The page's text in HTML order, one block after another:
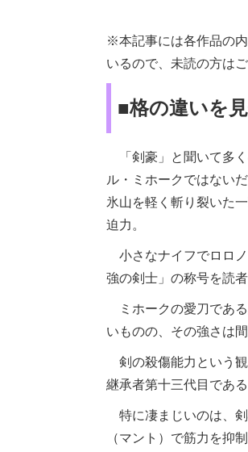
※本記事には各作品の
いるので、未読の方は
■格の違いを
「剣豪」と聞いて多
ル・ミホークではない
氷山を軽く斬り裂いた
迫力。
小さなナイフでロロ
強の剣士」の称号を読
ミホークの愛刀であ
いものの、その強さは
剣の殺傷能力という
継承者第十三代目であ
特に凄まじいのは、
（マント）で筋力を抑